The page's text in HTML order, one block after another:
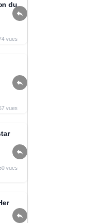
du
vues

vues

vues

